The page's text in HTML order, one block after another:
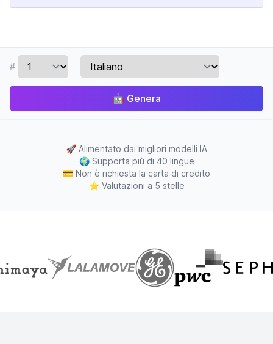
#
🤖 Genera
🚀 Alimentato dai migliori modelli IA
🌍 Supporta più di 40 lingue
💳 Non è richiesta la carta di credito
⭐ Valutazioni a 5 stelle